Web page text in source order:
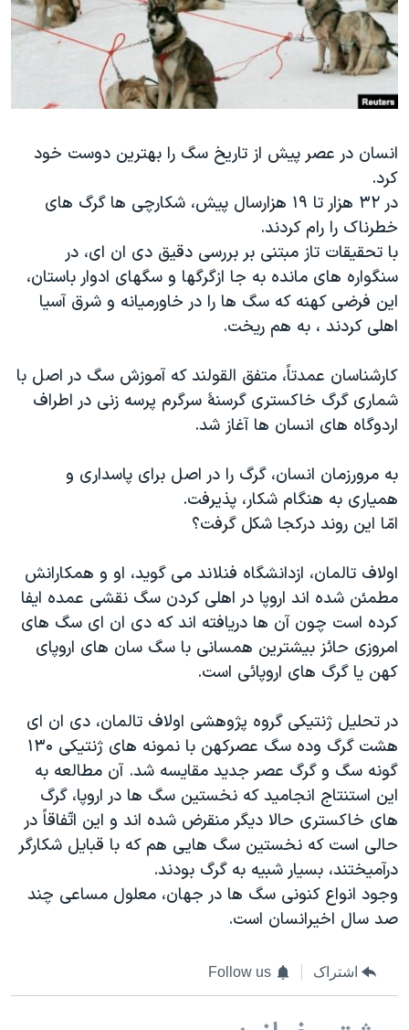
فرهنگ و زندگی
حقوق شهروندی
اقتصادی
اسرائیل در جنگ
گالری عکس
آرشیو پخش زنده
مستندها
انتخابات ریاست جمهوری آمریکا ۲۰۲۴
حمله جمهوری اسلامی به اسرائیل
ورزش زنان در ایران
اعتراضات زن، زندگی، آزادی
مجموعه مستندهای دادخواهی
تریبونال مردمی آبان ۹۸
دادگاه حمید نوری
چهل سال گروگان‌گیری
اعتراضات مردمی آبان ۹۸
اسرائیل در جنگ
همایش محافظه‌کاران آمریکا «سی‌پک»
صفحه‌های ویژه
دنبال کنید
زبانهای مختلف
انسان در عصر پیش از تاریخ سگ را بهترین دوست خود
کرد.
در ۳۲ هزار تا ۱۹ هزارسال پیش، شکارچی ها گرگ های
خطرناک را رام کردند.
با تحقیقات تاز مبتنی بر بررسی دقیق دی ان ای، در
سنگواره های مانده به جا ازگرگها و سگهای ادوار باستان،
این فرضی کهنه که سگ ها را در خاورمیانه و شرق آسیا
اهلی کردند ، به هم ریخت.
کارشناسان عمدتاً، متفق القولند که آموزش سگ در اصل با
شماری گرگ خاکستری گرسنۀ سرگرم پرسه زنی در اطراف
اردوگاه های انسان ها آغاز شد.
به مرورزمان انسان، گرگ را در اصل برای پاسداری و
همیاری به هنگام شکار، پذیرفت.
امّا این روند درکجا شکل گرفت؟
اولاف تالمان، ازدانشگاه فنلاند می گوید، او و همکارانش
مطمئن شده اند اروپا در اهلی کردن سگ نقشی عمده ایفا
کرده است چون آن ها دریافته اند که دی ان ای سگ های
امروزی حائز بیشترین همسانی با سگ سان های اروپای
کهن یا گرگ های اروپائی است.
در تحلیل ژنتیکی گروه پژوهشی اولاف تالمان، دی ان ای
هشت گرگ وده سگ عصرکهن با نمونه های ژنتیکی ۱۳۰
گونه سگ و گرگ عصر جدید مقایسه شد. آن مطالعه به
این استنتاج انجامید که نخستین سگ ها در اروپا، گرگ
های خاکستری حالا دیگر منقرض شده اند و این اتّفاقاً در
حالی است که نخستین سگ هایی هم که با قبایل شکارگر
درآمیختند، بسیار شبیه به گرگ بودند.
وجود انواع کنونی سگ ها در جهان، معلول مساعی چند
صد سال اخیرانسان است.
اشتراک Follow us